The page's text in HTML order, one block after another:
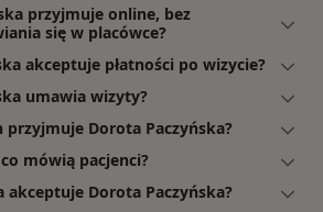
przyjmuje online, bez
się w placówce?
akceptuje płatności po wizycie?
umawia wizyty?
przyjmuje Dorota Paczyńska?
mówią pacjenci?
akceptuje Dorota Paczyńska?